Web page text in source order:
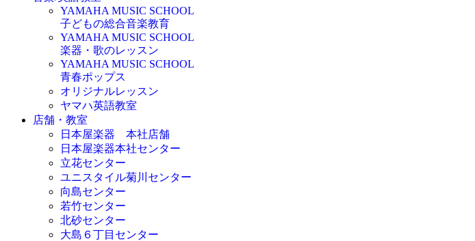
YAMAHA MUSIC SCHOOL
子どもの総合音楽教育
YAMAHA MUSIC SCHOOL
楽器・歌のレッスン
YAMAHA MUSIC SCHOOL
青春ポップス
オリジナルレッスン
ヤマハ英語教室
店舗・教室
日本屋楽器 本社店舗
日本屋楽器本社センター
立花センター
ユニスタイル菊川センター
向島センター
若竹センター
北砂センター
大島６丁目センター